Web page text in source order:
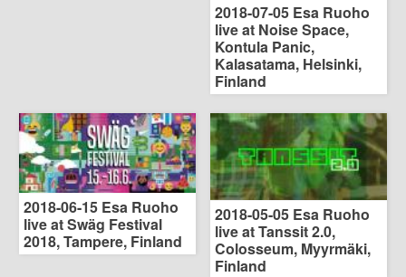
2018-07-05 Esa Ruoho
live at Noise Space,
Kontula Panic,
Kalasatama, Helsinki,
Finland
2018-06-15 Esa Ruoho
live at Swäg Festival
2018, Tampere, Finland
2018-05-05 Esa Ruoho
live at Tanssit 2.0,
Colosseum, Myyrmäki,
Finland